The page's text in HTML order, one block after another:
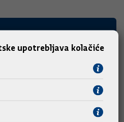
upotrebljava kolačiće